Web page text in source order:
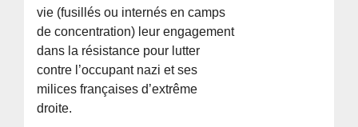
vie (fusillés ou internés en camps
de concentration) leur engagement
dans la résistance pour lutter
contre l’occupant nazi et ses
milices françaises d’extrême
droite.